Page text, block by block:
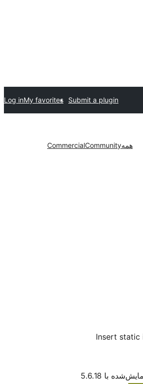
Submit a plugin
My favorites
Log in
همهCommunity
Commercial
Insert static
با 5.6.18